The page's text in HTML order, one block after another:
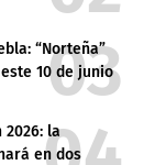
“Norteña”
10 de junio
la
en dos